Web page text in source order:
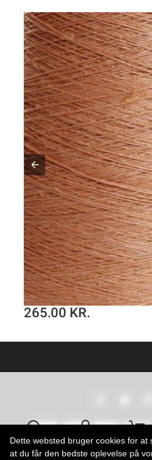
265,00 KR.
2024 - Developed
Dette websted bruger cookies for at
at du får den bedste oplevelse på